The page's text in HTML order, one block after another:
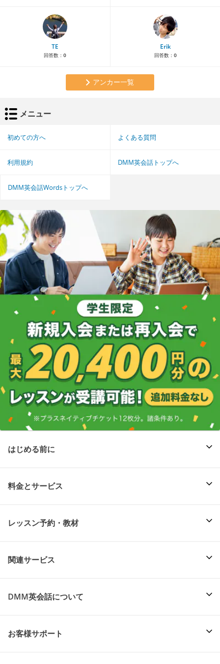
TE
回答数： 0
Erik
回答数： 0
アンカー一覧
メニュー
初めての方へ よくある質問
利用規約 DMM英会話トップへ
DMM英会話Wordsトップへ
はじめる前に
料金とサービス
レッスン予約・教材
関連サービス
DMM英会話について
お客様サポート